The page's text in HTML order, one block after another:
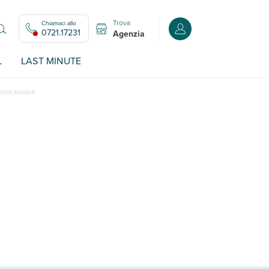
Chiamaci allo
0721.17231
Trova
Agenzia Accedi o registrati
LAST MINUTE